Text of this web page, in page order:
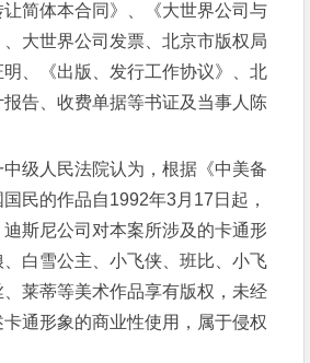
简体本合同》、《大世界公司与
大世界公司发票、北京市版权局
、《出版、发行工作协议》、北
告、收费单据等书证及当事人陈
人民法院认为，根据《中美备
民的作品自1992年3月17日起，
斯尼公司对本案所涉及的卡通形
白雪公主、小飞侠、班比、小飞
莱蒂等美术作品享有版权，未经
通形象的商业性使用，属于侵权